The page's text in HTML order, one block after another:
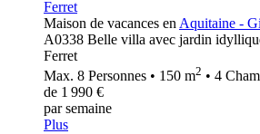
Maison de vacances en Aquitaine -
A0338 Belle villa avec jardin
Ferret
Max. 8 Personnes • 150 m2 • 4
de 1 990 €
par semaine
Plus